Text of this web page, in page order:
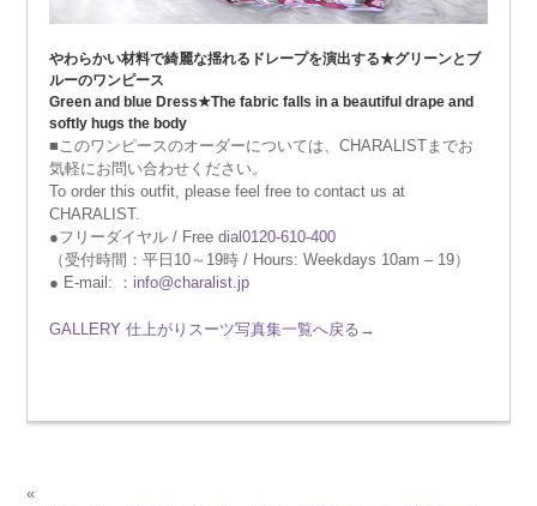
やわらかい材料で綺麗な揺れるドレープを演出する★グリーンとブ
ルーのワンピース
Green and blue Dress★The fabric falls in a beautiful drape and
softly hugs the body
■このワンピースのオーダーについては、CHARALISTまでお
気軽にお問い合わせください。
To order this outfit, please feel free to contact us at
CHARALIST.
●フリーダイヤル / Free dial0120-610-400
（受付時間：平日10～19時 / Hours: Weekdays 10am – 19）
● E-mail: ： info@charalist.jp
GALLERY 仕上がりスーツ写真集一覧へ戻る→
«